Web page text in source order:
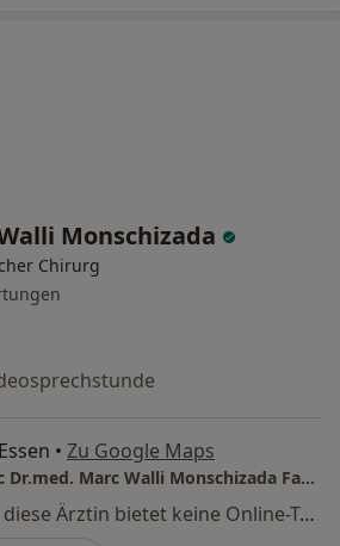
Monschizada
Chirurg
• Zu Google Maps
Bellevue Aesthetic Dr.med. Marc Walli Monschizada Facharzt für Plastische- und Ästhetische Chirurgie
Dieser Arzt bzw. diese Ärztin bietet keine Online-Terminbuchung an diesem Standort an.